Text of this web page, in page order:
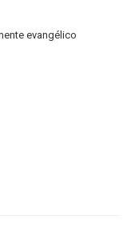
evangélico